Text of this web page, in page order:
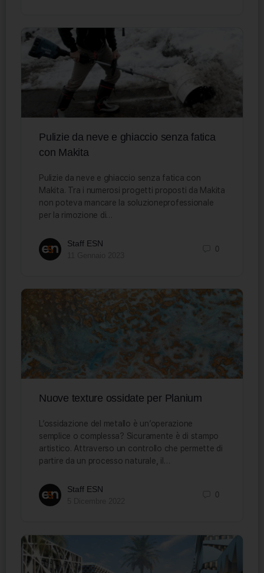
Pulizie da neve e ghiaccio senza fatica
con Makita
Pulizie da neve e ghiaccio senza fatica con
Makita. Tra i numerosi progetti proposti da Makita
non poteva mancare la soluzioneprofessionale
per la rimozione di…
Staff ESN
0
Nuove texture ossidate per Planium
L’ossidazione del metallo è un’operazione
semplice o complessa? Sicuramente è di stampo
artistico. Attraverso un controllo che permette di
partire da un processo naturale, il…
Staff ESN
0